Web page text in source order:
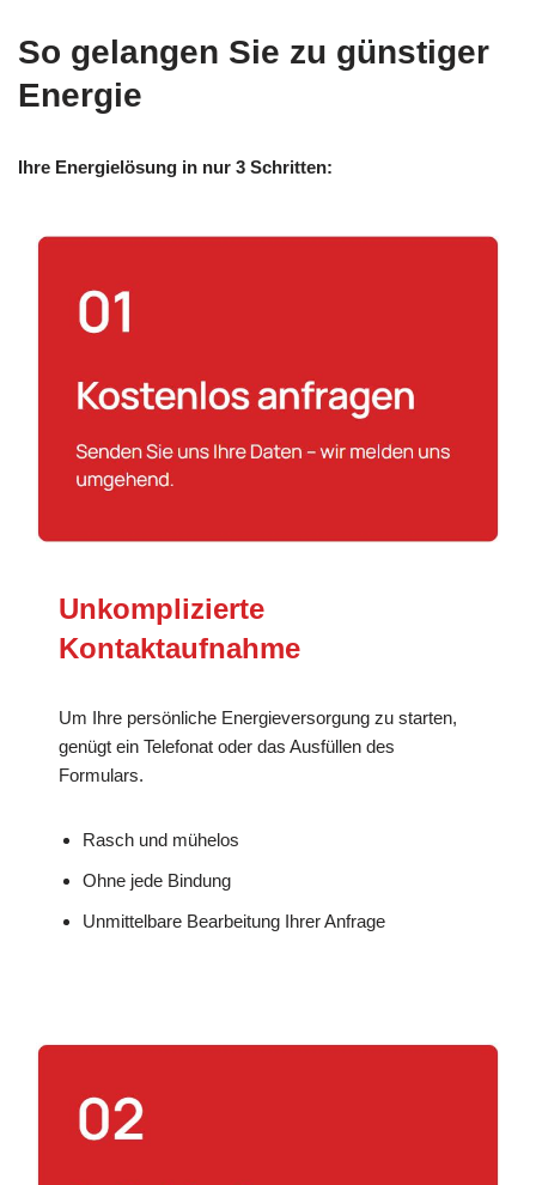
So gelangen Sie zu günstiger
Energie
Ihre Energielösung in nur 3 Schritten:
Unkomplizierte
Kontaktaufnahme
Um Ihre persönliche Energieversorgung zu starten,
genügt ein Telefonat oder das Ausfüllen des
Formulars.
Rasch und mühelos
Ohne jede Bindung
Unmittelbare Bearbeitung Ihrer Anfrage